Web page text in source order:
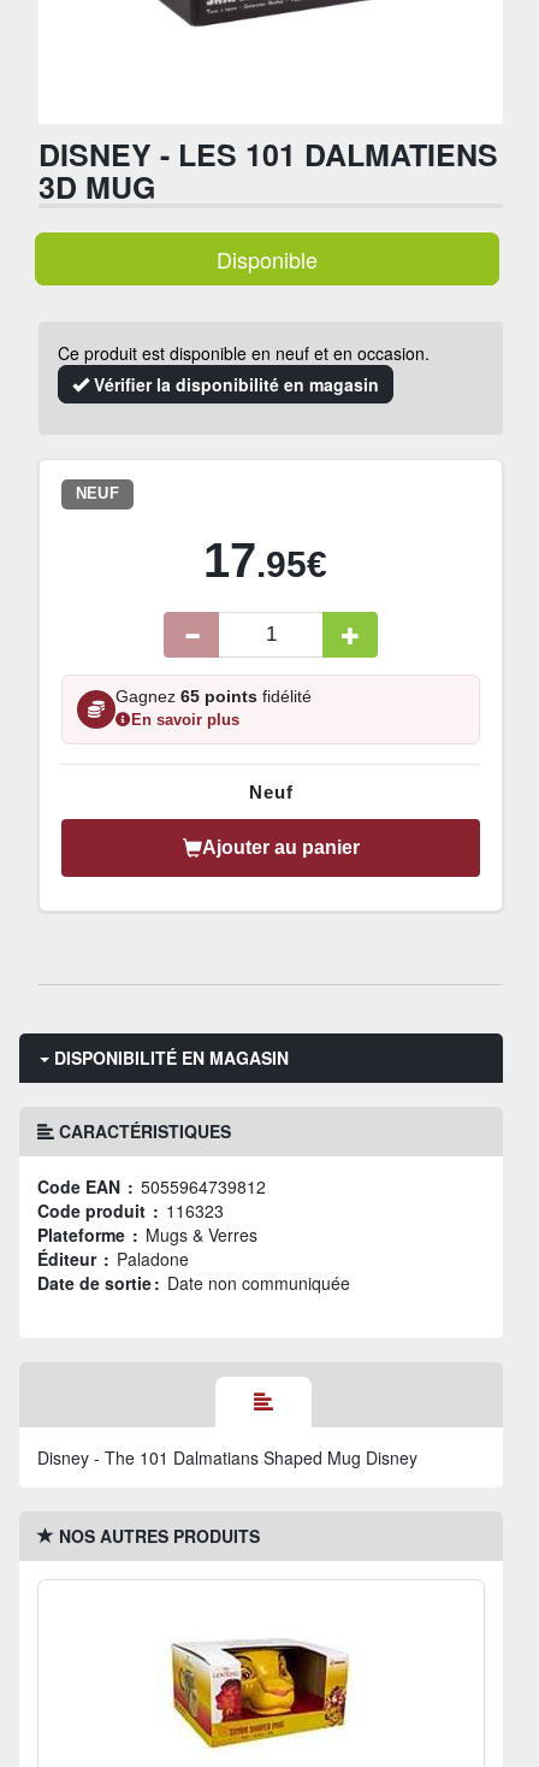
DISNEY - LES 101 DALMATIENS
3D MUG
Disponible
Ce produit est disponible en neuf et en occasion.
Vérifier la disponibilité en magasin
NEUF
17.95€
Gagnez 65 points fidélité
En savoir plus
Neuf
Ajouter au panier
DISPONIBILITÉ EN MAGASIN
CARACTÉRISTIQUES
Code EAN : 5055964739812
Code produit : 116323
Plateforme : Mugs & Verres
Éditeur : Paladone
Date de sortie : Date non communiquée
Disney - The 101 Dalmatians Shaped Mug Disney
NOS AUTRES PRODUITS